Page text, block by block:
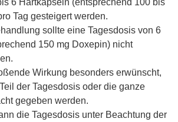
6 Hartkapseln (entsprechend 100 bis
Tag gesteigert werden.
sollte eine Tagesdosis von 6
150 mg Doxepin) nicht
Wirkung besonders erwünscht,
der Tagesdosis oder die ganze
gegeben werden.
die Tagesdosis unter Beachtung der